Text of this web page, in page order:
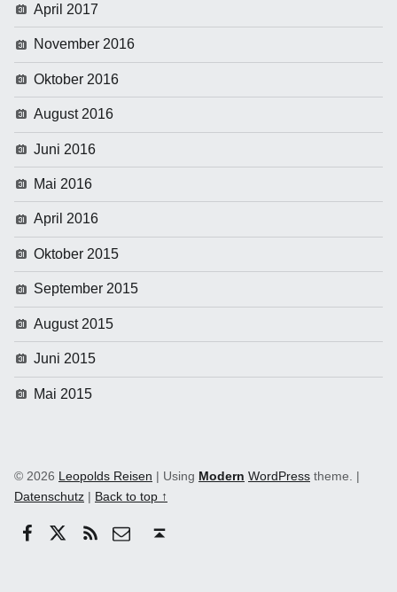
April 2017
November 2016
Oktober 2016
August 2016
Juni 2016
Mai 2016
April 2016
Oktober 2015
September 2015
August 2015
Juni 2015
Mai 2015
© 2026 Leopolds Reisen | Using Modern WordPress theme. |
Datenschutz | Back to top ↑